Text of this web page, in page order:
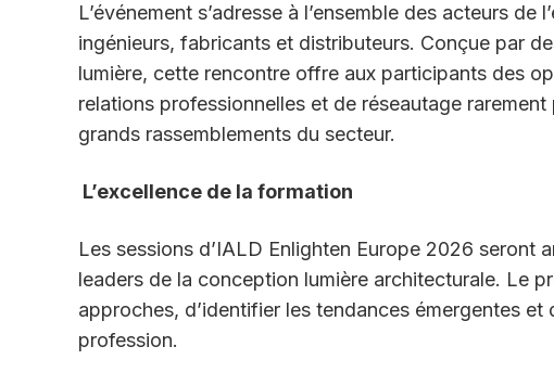
L’événement s’adresse à l’ensemble des acteurs
ingénieurs, fabricants et distributeurs. Conçue par
lumière, cette rencontre offre aux participants des
relations professionnelles et de réseautage
grands rassemblements du secteur.
L’excellence de la formation
Les sessions d’IALD Enlighten Europe 2026 seront
leaders de la conception lumière architecturale. Le
approches, d’identifier les tendances émergentes
profession.